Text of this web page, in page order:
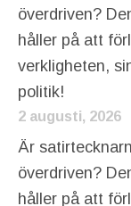
överdriven?
håller på att
verkligheten,
politik!
2 augusti, 2026
Är
överdriven?
håller på att